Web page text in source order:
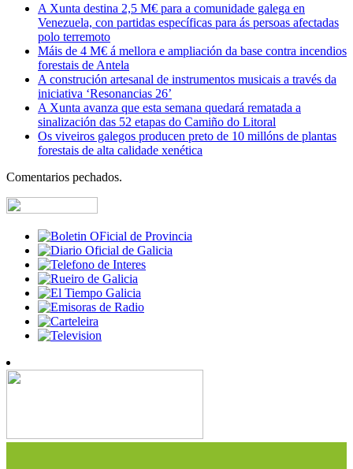
A Xunta destina 2,5 M€ para a comunidade galega en
Venezuela, con partidas específicas para ás persoas afectadas
polo terremoto
Máis de 4 M€ á mellora e ampliación da base contra incendios
forestais de Antela
A construción artesanal de instrumentos musicais a través da
iniciativa ‘Resonancias 26’
A Xunta avanza que esta semana quedará rematada a
sinalización das 52 etapas do Camiño do Litoral
Os viveiros galegos producen preto de 10 millóns de plantas
forestais de alta calidade xenética
Comentarios pechados.